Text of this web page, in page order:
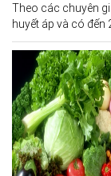
Theo các chuyên
huyết áp và có đến